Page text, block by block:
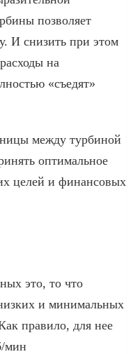
позволяет
И снизить при этом
на
«съедят»
между турбиной
оптимальное
целей и финансовых
это, то что
и минимальных
правило, для нее
мин